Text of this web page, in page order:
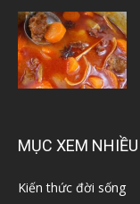
MỤC XEM NHIỀU
Kiến thức đời sống